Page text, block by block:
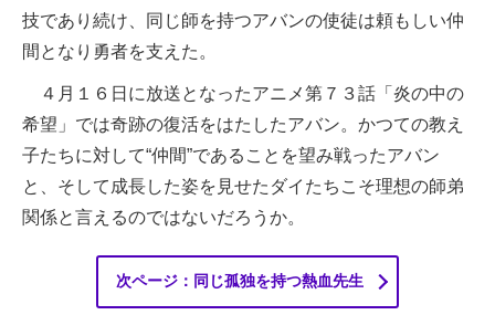
技であり続け、同じ師を持つアバンの使徒は頼もしい仲
間となり勇者を支えた。
４月１６日に放送となったアニメ第７３話「炎の中の
希望」では奇跡の復活をはたしたアバン。かつての教え
子たちに対して“仲間”であることを望み戦ったアバン
と、そして成長した姿を見せたダイたちこそ理想の師弟
関係と言えるのではないだろうか。
次ページ：同じ孤独を持つ熱血先生